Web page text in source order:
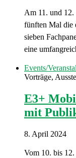
Am 11. und 12.
fünften Mal die
sieben
eine
Events/
Vorträge,
E3+
mit
8. April 2024
Vom 10. bis